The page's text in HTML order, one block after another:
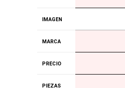
IMAGEN
MARCA
PRECIO
PIEZAS